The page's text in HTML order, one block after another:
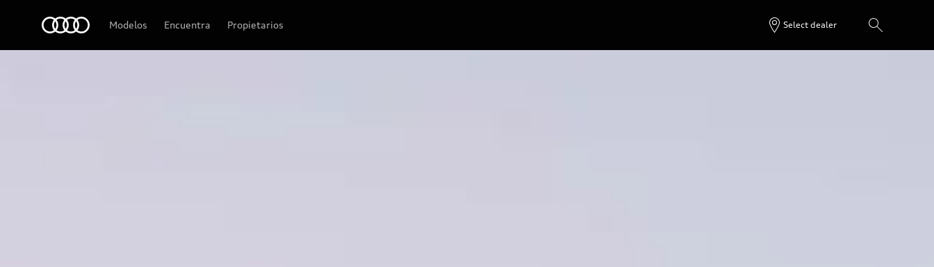
Modelos Encuentra Propietarios Select dealer